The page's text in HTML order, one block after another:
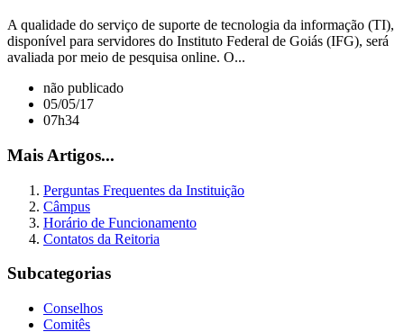
A qualidade do serviço de suporte de tecnologia da informação (TI),
disponível para servidores do Instituto Federal de Goiás (IFG), será
avaliada por meio de pesquisa online. O...
não publicado
05/05/17
07h34
Mais Artigos...
Perguntas Frequentes da Instituição
Câmpus
Horário de Funcionamento
Contatos da Reitoria
Subcategorias
Conselhos
Comitês